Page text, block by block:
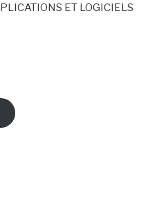
ET LOGICIELS